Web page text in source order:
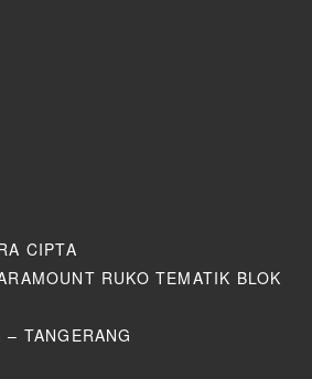
CIPTA
RUKO TEMATIK BLOK
TANGERANG